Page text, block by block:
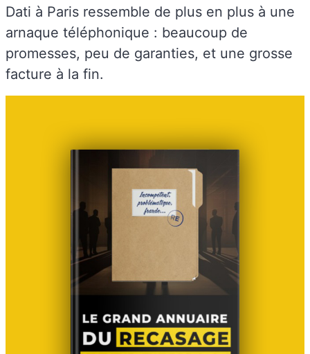
Dati à Paris ressemble de plus en plus à une
arnaque téléphonique : beaucoup de
promesses, peu de garanties, et une grosse
facture à la fin.